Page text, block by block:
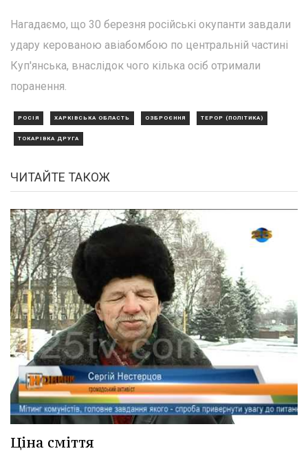
Нагадаємо, що 30 березня російські окупанти завдали
удару керованою авіабомбою по центральній частині
Куп'янська, внаслідок чого кілька осіб отримали
поранення.
РОСІЯ ХАРКІВСЬКА ОБЛАСТЬ ОЗБРОЄННЯ ТЕРОР (ПОЛІТИКА)
ТОКАРІВКА ДРУГА
ЧИТАЙТЕ ТАКОЖ
Ціна сміття